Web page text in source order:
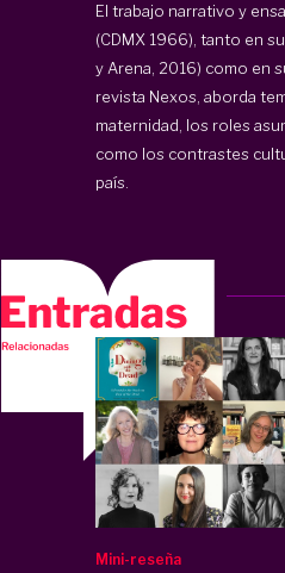
El trabajo narrativo y
(CDMX 1966), tanto en
y Arena, 2016) como en
revista Nexos, aborda
maternidad, los roles
como los contrastes
país.
Mini-reseña